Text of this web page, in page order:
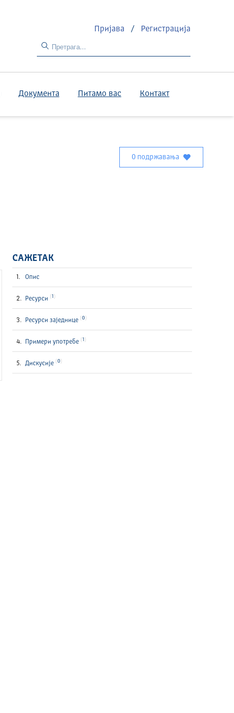
Пријава / Регистрација
Документа Питамо вас Контакт
0 подржавања
САЖЕТАК
Опис
Ресурси 1
Ресурси заједнице 0
Примери употребе 1
Дискусије 0